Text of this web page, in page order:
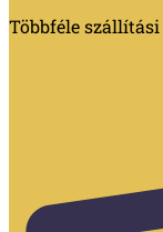
Többféle szállítási